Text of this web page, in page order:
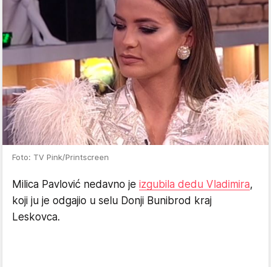
Foto: TV Pink/Printscreen
Milica Pavlović nedavno je izgubila dedu Vladimira,
koji ju je odgajio u selu Donji Bunibrod kraj
Leskovca.